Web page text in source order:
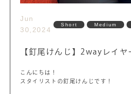
Jun
30,2024
Short Medium
【釘尾けんじ】2wayレイ
こんにちは！
スタイリストの釘尾けんじです！